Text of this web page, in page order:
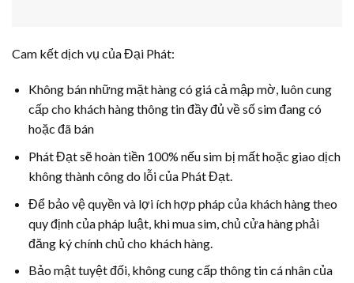
Cam kết dịch vụ của Đại Phát:
Không bán những mặt hàng có giá cả mập mờ, luôn cung
cấp cho khách hàng thông tin đầy đủ về số sim đang có
hoặc đã bán
Phát Đạt sẽ hoàn tiền 100% nếu sim bị mất hoặc giao dịch
không thành công do lỗi của Phát Đạt.
Để bảo vệ quyền và lợi ích hợp pháp của khách hàng theo
quy định của pháp luật, khi mua sim, chủ cửa hàng phải
đăng ký chính chủ cho khách hàng.
Bảo mật tuyệt đối, không cung cấp thông tin cá nhân của